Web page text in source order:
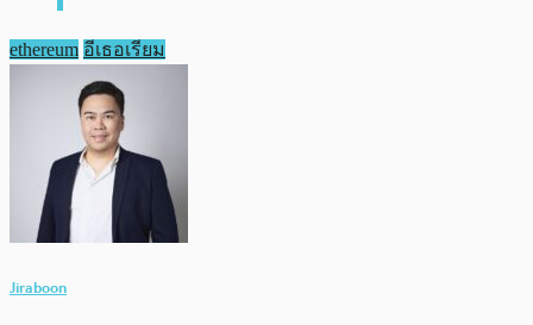
ethereum อีเธอเรียม
Jiraboon